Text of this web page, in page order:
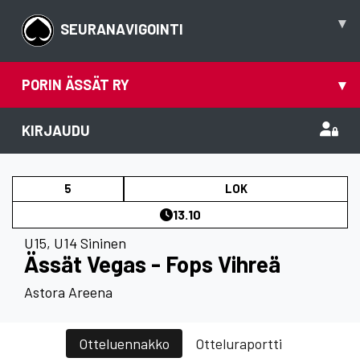
SEURANAVIGOINTI ▾
PORIN ÄSSÄT RY ▾
KIRJAUDU
5 LOK
13.10
U15, U14 Sininen
Ässät Vegas - Fops Vihreä
Astora Areena
Otteluennakko Otteluraportti